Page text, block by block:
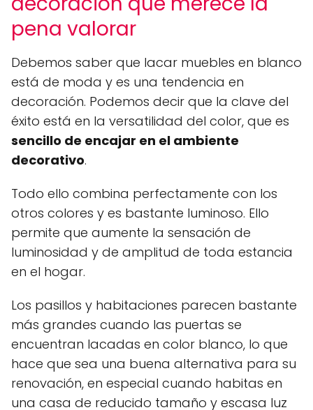
pena valorar
Debemos saber que lacar muebles en blanco
está de moda y es una tendencia en
decoración. Podemos decir que la clave del
éxito está en la versatilidad del color, que es
sencillo de encajar en el ambiente
decorativo.
Todo ello combina perfectamente con los
otros colores y es bastante luminoso. Ello
permite que aumente la sensación de
luminosidad y de amplitud de toda estancia
en el hogar.
Los pasillos y habitaciones parecen bastante
más grandes cuando las puertas se
encuentran lacadas en color blanco, lo que
hace que sea una buena alternativa para su
renovación, en especial cuando habitas en
una casa de reducido tamaño y escasa luz